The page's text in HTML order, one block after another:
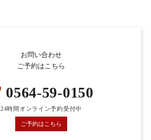
お問い合わせ
ご予約はこちら
0564-59-0150
24時間オンライン予約受付中
ご予約はこちら